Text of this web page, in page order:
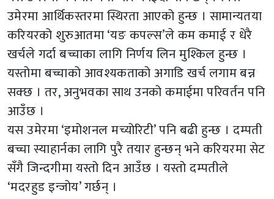
उमेरमा आर्थिकस्तरमा स्थिरता आएको हुन्छ । सामान्यतया
करियरको शुरुआतमा ‘यङ कपल्स’ले कम कमाई र धेरै
खर्चले गर्दा बच्चाका लागि निर्णय लिन मुश्किल हुन्छ ।
यस्तोमा बच्चाको आवश्यकताको अगाडि खर्च लगाम बन्न
सक्छ । तर, अनुभवका साथ उनको कमाईमा परिवर्तन पनि
आउँछ ।
यस उमेरमा ‘इमोशनल मच्योरिटी’ पनि बढी हुन्छ । दम्पती
बच्चा स्याहार्नका लागि पुरै तयार हुन्छन् भने करियरमा सेट
सँगै जिन्दगीमा यस्तो दिन आउँछ । यस्तो दम्पतीले
‘मदरहुड इन्जोय’ गर्छन् ।